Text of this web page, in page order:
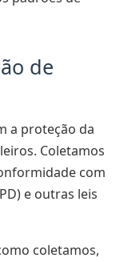
de
a proteção da
Coletamos
com
e outras leis
coletamos,